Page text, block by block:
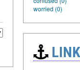
worried (0)
LINK